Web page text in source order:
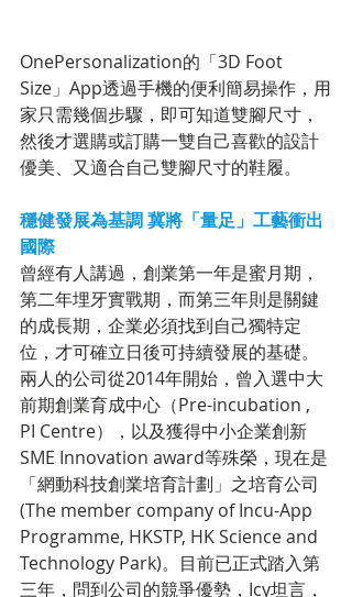
OnePersonalization的「3D Foot
Size」App透過手機的便利簡易操作，用
家只需幾個步驟，即可知道雙腳尺寸，
然後才選購或訂購一雙自己喜歡的設計
優美、又適合自己雙腳尺寸的鞋履。
穩健發展為基調 冀將「量足」工藝衝出
國際
曾經有人講過，創業第一年是蜜月期，
第二年埋牙實戰期，而第三年則是關鍵
的成長期，企業必須找到自己獨特定
位，才可確立日後可持續發展的基礎。
兩人的公司從2014年開始，曾入選中大
前期創業育成中心（Pre-incubation ,
PI Centre），以及獲得中小企業創新
SME Innovation award等殊榮，現在是
「網動科技創業培育計劃」之培育公司
(The member company of Incu-App
Programme, HKSTP, HK Science and
Technology Park)。目前已正式踏入第
三年，問到公司的競爭優勢，Icy坦言，